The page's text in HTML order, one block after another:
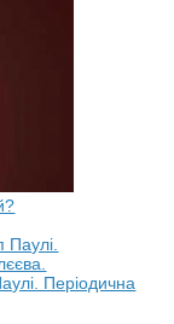
Періодична